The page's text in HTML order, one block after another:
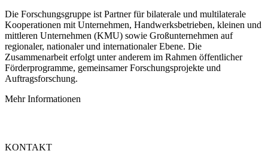
Die Forschungsgruppe ist Partner für bilaterale und multilaterale
Kooperationen mit Unternehmen, Handwerksbetrieben, kleinen und
mittleren Unternehmen (KMU) sowie Großunternehmen auf
regionaler, nationaler und internationaler Ebene. Die
Zusammenarbeit erfolgt unter anderem im Rahmen öffentlicher
Förderprogramme, gemeinsamer Forschungsprojekte und
Auftragsforschung.
Mehr Informationen
KONTAKT